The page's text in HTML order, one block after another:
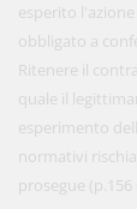
esperito
obbligato a
Ritenere il
quale il
esperimento
normativi
prosegue